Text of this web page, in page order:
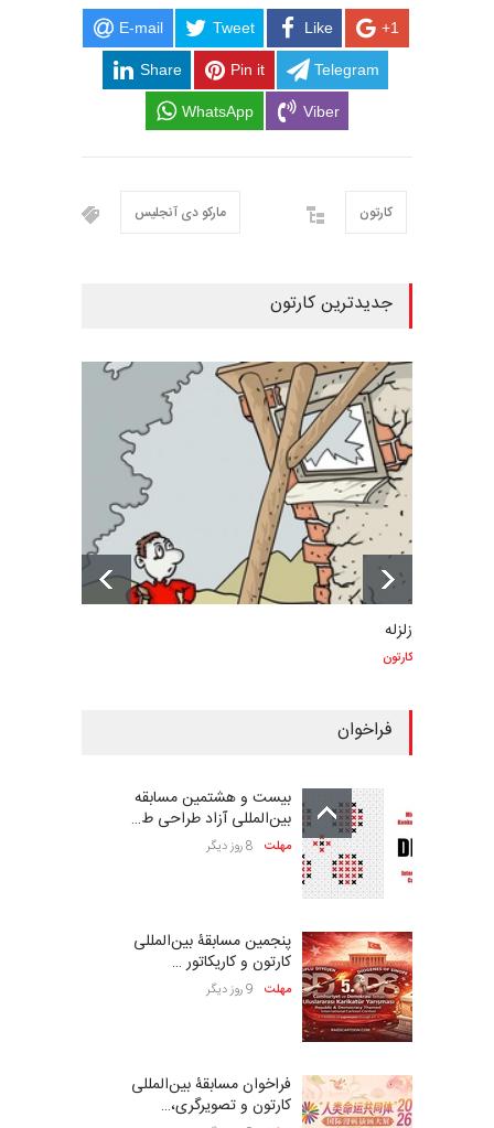
E-mail Tweet Like +1
Share Pin it Telegram
WhatsApp Viber
مارکو دی آنجلیس کارتون
جدیدترین کارتون
زلزله
کارتون
فراخوان
بیست و هشتمین مسابقه
بین‌المللی آزاد طراحی ط…
مهلت 8 روز دیگر
پنجمین مسابقۀ بین‌المللی
کارتون و کاریکاتور …
مهلت 9 روز دیگر
فراخوان مسابقۀ بین‌المللی
کارتون و تصویرگری،…